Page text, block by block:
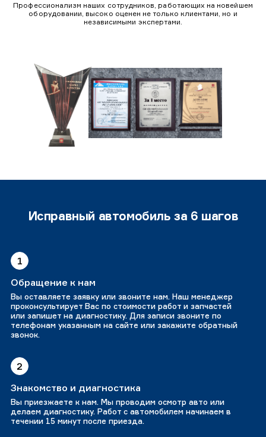
Профессионализм наших сотрудников, работающих на новейшем
оборудовании, высоко оценен не только клиентами, но и
независимыми экспертами.
Исправный автомобиль за 6 шагов
1
Обращение к нам
Вы оставляете заявку или звоните нам. Наш менеджер
проконсультирует Вас по стоимости работ и запчастей
или запишет на диагностику. Для записи звоните по
телефонам указанным на сайте или закажите обратный
звонок.
2
Знакомство и диагностика
Вы приезжаете к нам. Мы проводим осмотр авто или
делаем диагностику. Работ с автомобилем начинаем в
течении 15 минут после приезда.